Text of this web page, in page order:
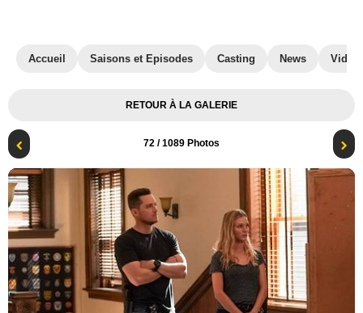
Accueil Saisons et Episodes Casting News
RETOUR À LA GALERIE
72 / 1089 Photos